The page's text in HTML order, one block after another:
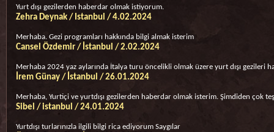
Yurt dışı gezilerden haberdar olmak istiyorum.
Zehra Deynak / Istanbul / 4.02.2024
Merhaba. Gezi programları hakkında bilgi almak isterim
Cansel Özdemir / İstanbul / 2.02.2024
Merhaba 2024 yaz aylarında İtalya turu öncelikli olmak üzere yurt dışı gezileri
İrem Günay / İstanbul / 26.01.2024
Merhaba, Yurtiçi ve yurtdışı gezilerden haberdar olmak isterim. Şimdiden çok
Sibel / istanbul / 24.01.2024
Yurtdışı turlarınızla ilgili bilgi rica ediyorum Saygılar